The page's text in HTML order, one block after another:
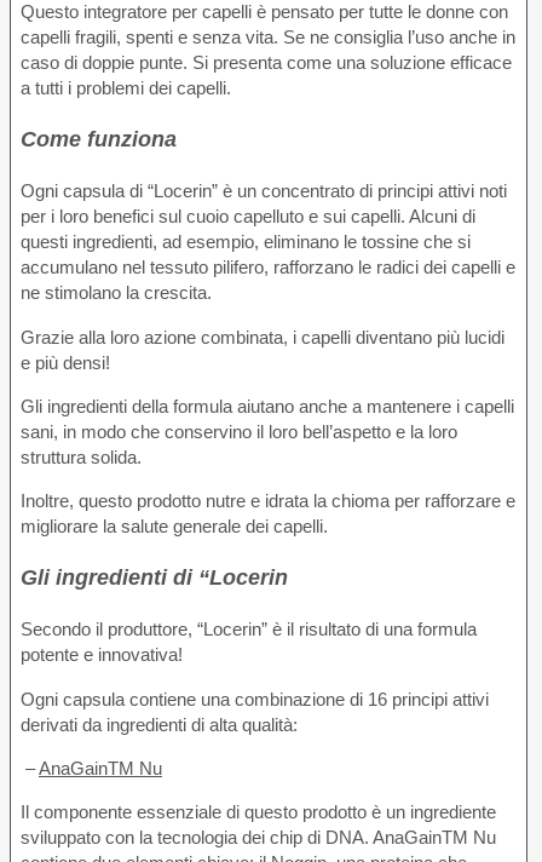
Questo integratore per capelli è pensato per tutte le donne con
capelli fragili, spenti e senza vita. Se ne consiglia l’uso anche in
caso di doppie punte. Si presenta come una soluzione efficace
a tutti i problemi dei capelli.
Come funziona
Ogni capsula di “Locerin” è un concentrato di principi attivi noti
per i loro benefici sul cuoio capelluto e sui capelli. Alcuni di
questi ingredienti, ad esempio, eliminano le tossine che si
accumulano nel tessuto pilifero, rafforzano le radici dei capelli e
ne stimolano la crescita.
Grazie alla loro azione combinata, i capelli diventano più lucidi
e più densi!
Gli ingredienti della formula aiutano anche a mantenere i capelli
sani, in modo che conservino il loro bell’aspetto e la loro
struttura solida.
Inoltre, questo prodotto nutre e idrata la chioma per rafforzare e
migliorare la salute generale dei capelli.
Gli ingredienti di “Locerin
Secondo il produttore, “Locerin” è il risultato di una formula
potente e innovativa!
Ogni capsula contiene una combinazione di 16 principi attivi
derivati da ingredienti di alta qualità:
–AnaGainTM Nu
Il componente essenziale di questo prodotto è un ingrediente
sviluppato con la tecnologia dei chip di DNA. AnaGainTM Nu